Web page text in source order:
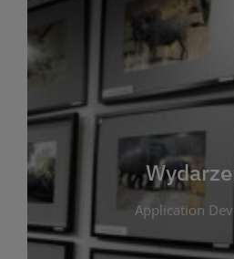
Application
W tej zakładce
wszystkich wydarzeniach
bibliotekę. Znajdziesz tu
autorskich, warsztatów,
tematycznych dla różnych
wydarzenie ma na celu
czytelniczej oraz integrację
Dzięki kalendarzowi